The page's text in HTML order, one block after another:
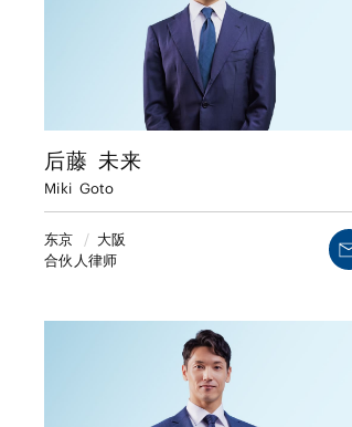
后藤 未来
Miki Goto
东京 / 大阪
合伙人律师